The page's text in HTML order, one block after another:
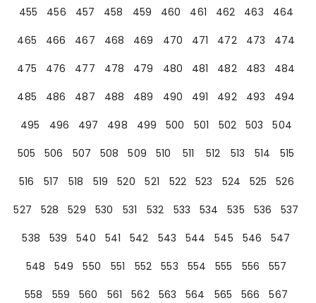
455
456 457 458 459 460 461 462 463
464
465
466 467 468 469 470 471 472 473
474
475
476 477 478 479 480 481 482 483
484
485
486 487 488 489 490 491 492 493
494
495
496 497 498 499 500 501 502 503
504
505
506 507 508 509 510 511 512 513 514
515
516
517 518 519 520 521 522 523 524 525
526
527
528 529 530 531 532 533 534 535 536
537
538
539 540 541 542 543 544 545 546
547
548
549 550 551 552 553 554 555 556
557
558
559 560 561 562 563 564 565 566
567